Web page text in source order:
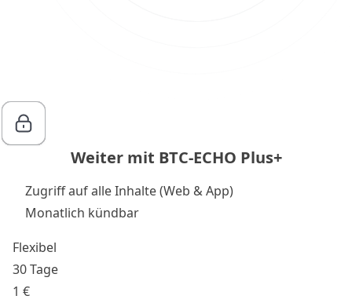
Weiter mit BTC-ECHO Plus+
Zugriff auf alle Inhalte (Web & App)
Monatlich kündbar
Flexibel
30 Tage
1 €